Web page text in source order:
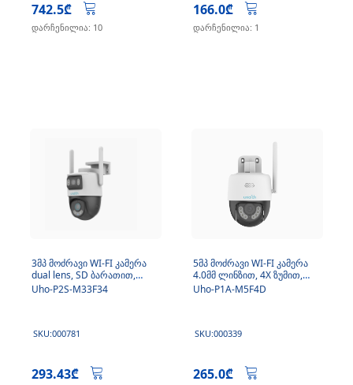
742.5₾
დარჩენილია: 10
166.0₾
დარჩენილია: 1
3მპ მოძრავი WI-FI კამერა
dual lens, SD ბარათით,
მიკროფონით
Uho-P2S-M33F34
SKU:000781
293.43₾
5მპ მოძრავი WI-FI კამერა
4.0მმ ლინზით, 4X ზუმით,
Micro SD, მიკროფონით
Uho-P1A-M5F4D
SKU:000339
265.0₾